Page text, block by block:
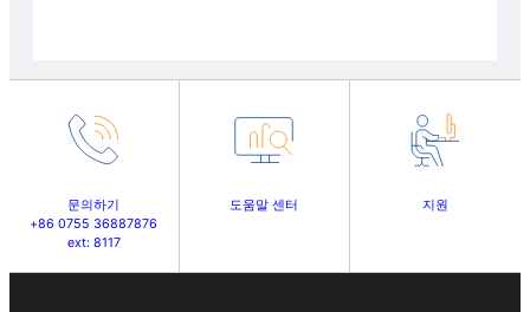
문의하기
+86 0755 36887876
ext: 8117
도움말 센터 지원